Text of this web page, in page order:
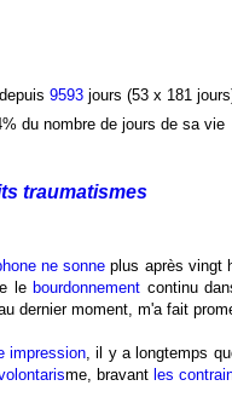
9593jours (53 x 181
% du nombre de jours de sa vie
traumatismes
ne sonne plus après vingt
le bourdonnement continu
dernier moment, m'a fait
impression, il y a longtemps
me, bravant les